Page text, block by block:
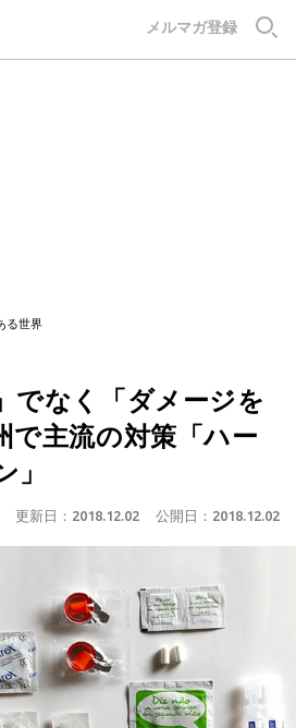
メルマガ登録
る世界
でなく「ダメージを
主流の対策「ハー
」
更新日： 2018.12.02 公開日： 2018.12.02